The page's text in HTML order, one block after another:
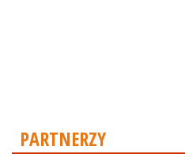
PARTNERZY